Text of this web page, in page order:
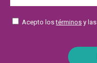
Acepto lostérminos y las